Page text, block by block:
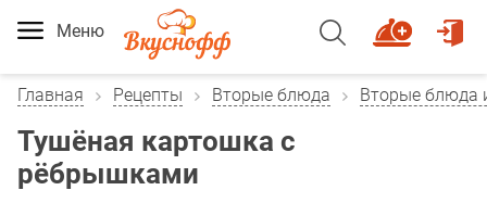
Меню
Главная Рецепты Вторые блюда Вторые блюда
Тушёная картошка с
рёбрышками